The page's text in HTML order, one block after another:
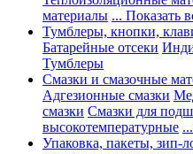
материалы ... Показать
Тумблеры, кнопки,
Батарейные отсеки
Тумблеры
Смазки и смазочные
Адгезионные смазки
смазки Смазки для
высокотемпературные
Упаковка, пакеты, зип-